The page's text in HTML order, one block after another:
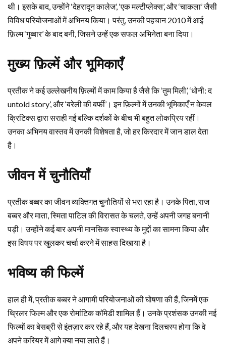
थी। इसके बाद, उन्होंने ‘देहरादून कालेज’, ‘एक मल्टीप्लेक्स’, और ‘चाकला’ जैसी
विविध परियोजनाओं में अभिनय किया। परंतु, उनकी पहचान 2010 में आई
फ़िल्म ‘गुब्बार’ के बाद बनी, जिसने उन्हें एक सफल अभिनेता बना दिया।
मुख्य फ़िल्में और भूमिकाएँ
प्रतीक ने कई उल्लेखनीय फ़िल्मों में काम किया है जैसे कि ‘तुम मिली’, ‘धोनी: द
untold story’, और ‘बरेली की बर्फी’। इन फ़िल्मों में उनकी भूमिकाएँ न केवल
क्रिटिक्स द्वारा सराही गईं बल्कि दर्शकों के बीच भी बहुत लोकप्रिय रहीं।
उनका अभिनय वास्तव में उनकी विशेषता है, जो हर किरदार में जान डाल देता
है।
जीवन में चुनौतियाँ
प्रतीक बब्बर का जीवन व्यक्तिगत चुनौतियों से भरा रहा है। उनके पिता, राज
बब्बर और माता, स्मिता पाटिल की विरासत के चलते, उन्हें अपनी जगह बनानी
पड़ी। उन्होंने कई बार अपनी मानसिक स्वास्थ्य के मुद्दों का सामना किया और
इस विषय पर खुलकर चर्चा करने में साहस दिखाया है।
भविष्य की फिल्में
हाल ही में, प्रतीक बब्बर ने आगामी परियोजनाओं की घोषणा की हैं, जिनमें एक
थ्रिलर फिल्म और एक रोमांटिक कॉमेडी शामिल हैं। उनके प्रशंसक उनकी नई
फिल्मों का बेसब्री से इंतज़ार कर रहे हैं, और यह देखना दिलचस्प होगा कि वे
अपने करियर में आगे क्या नया लाते हैं।